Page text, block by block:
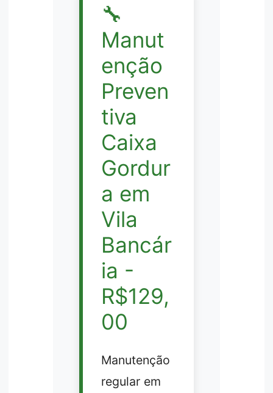
🔧
Manut
enção
Preven
tiva
Caixa
Gordur
a em
Vila
Bancár
ia -
R$129,
00
Manutenção
regular em